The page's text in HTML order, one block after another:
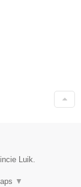
Luik.
▼